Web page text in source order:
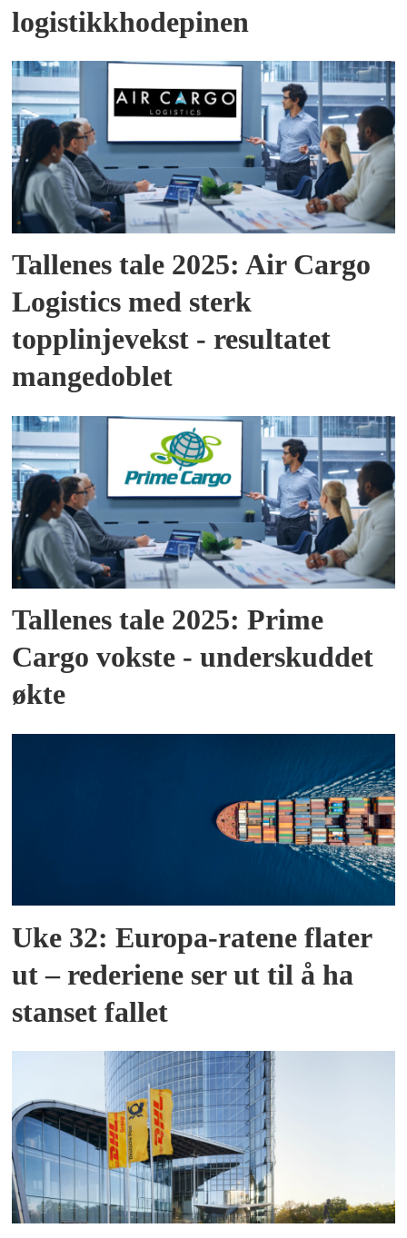
logistikkhodepinen
Tallenes tale 2025: Air Cargo
Logistics med sterk
topplinjevekst - resultatet
mangedoblet
Tallenes tale 2025: Prime
Cargo vokste - underskuddet
økte
Uke 32: Europa-ratene flater
ut – rederiene ser ut til å ha
stanset fallet